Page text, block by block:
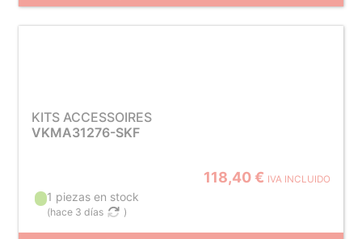
KITS ACCESSOIRES
VKMA31276-SKF
118,40 € IVA INCLUIDO
1 piezas en stock
(hace 3 días )